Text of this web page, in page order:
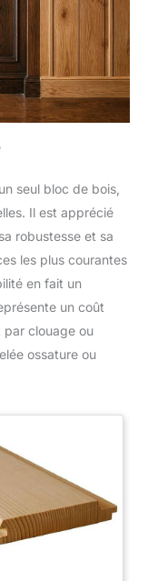
seul bloc de bois,
Il est apprécié
sa robustesse et sa
les plus courantes
en fait un
un coût
par clouage ou
ossature ou